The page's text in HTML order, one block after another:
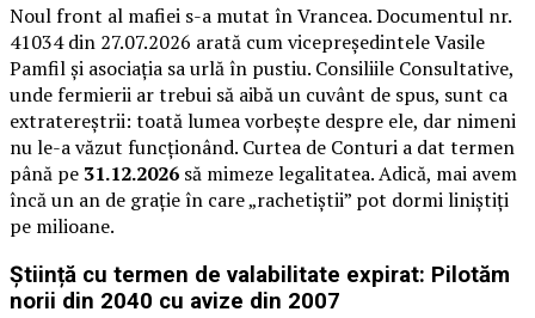
Noul front al mafiei s-a mutat în Vrancea. Documentul nr.
41034 din 27.07.2026 arată cum vicepreședintele Vasile
Pamfil și asociația sa urlă în pustiu. Consiliile Consultative,
unde fermierii ar trebui să aibă un cuvânt de spus, sunt ca
extratereștrii: toată lumea vorbește despre ele, dar nimeni
nu le-a văzut funcționând. Curtea de Conturi a dat termen
până pe 31.12.2026 să mimeze legalitatea. Adică, mai avem
încă un an de grație în care „rachetiștii” pot dormi liniștiți
pe milioane.
Știință cu termen de valabilitate expirat: Pilotăm
norii din 2040 cu avize din 2007